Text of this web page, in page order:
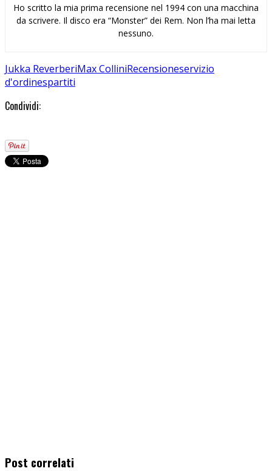
Ho scritto la mia prima recensione nel 1994 con una macchina
da scrivere. Il disco era “Monster” dei Rem. Non l’ha mai letta
nessuno.
Jukka ReverberiMax ColliniRecensioneservizio
d'ordinespartiti
Condividi:
Post correlati